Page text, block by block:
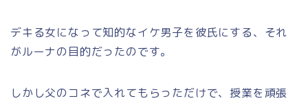
デキる女になって知的なイケ男子を彼氏にする、それ
がルーナの目的だったのです。
しかし父のコネで入れてもらっただけで、授業を頑張